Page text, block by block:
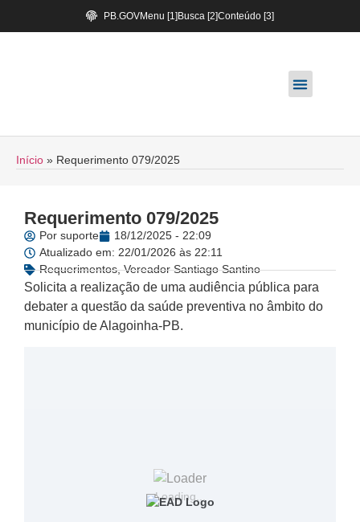
PB.GOVMenu [1] Busca [2]Conteúdo [3]
Início » Requerimento 079/2025
Requerimento 079/2025
Por suporte
18/12/2025 - 22:09
Atualizado em: 22/01/2026 às 22:11
Requerimentos,Vereador Santiago Santino
Solicita a realização de uma audiência pública para
debater a questão da saúde preventiva no âmbito do
município de Alagoinha-PB.
Loading...